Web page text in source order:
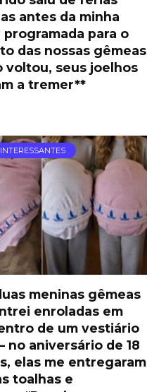
antes da minha
programada para o
das nossas gêmeas
voltou, seus joelhos
a tremer**
meninas gêmeas
enroladas em
de um vestiário
no aniversário de 18
elas me entregaram
toalhas e